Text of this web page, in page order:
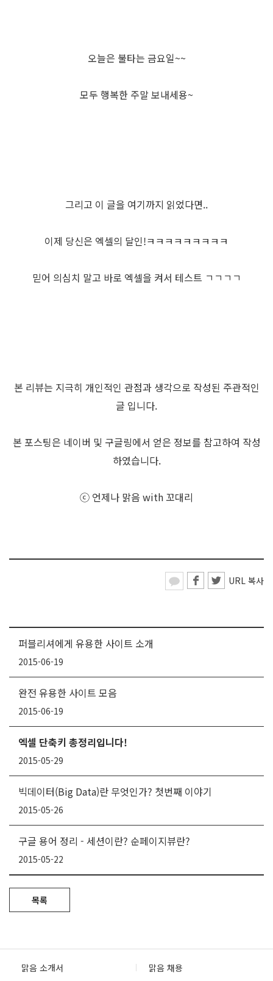
오늘은 불타는 금요일~~
모두 행복한 주말 보내세용~
그리고 이 글을 여기까지 읽었다면..
이제 당신은 엑셀의 달인!ㅋㅋㅋㅋㅋㅋㅋㅋㅋ
믿어 의심치 말고 바로 엑셀을 켜서 테스트 ㄱㄱㄱㄱ
본 리뷰는 지극히 개인적인 관점과 생각으로 작성된 주관적인
글 입니다.
본 포스팅은 네이버 및 구글링에서 얻은 정보를 참고하여 작성
하였습니다.
ⓒ 언제나 맑음 with 꼬대리
URL 복사
퍼블리셔에게 유용한 사이트 소개
2015-06-19
완전 유용한 사이트 모음
2015-06-19
엑셀 단축키 총정리입니다!
2015-05-29
빅데이터(Big Data)란 무엇인가? 첫번째 이야기
2015-05-26
구글 용어 정리 - 세션이란? 순페이지뷰란?
2015-05-22
목록
맑음 소개서 맑음 채용